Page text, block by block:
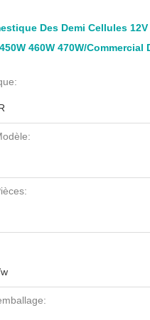
Des Demi Cellules
460W 470W/commercial